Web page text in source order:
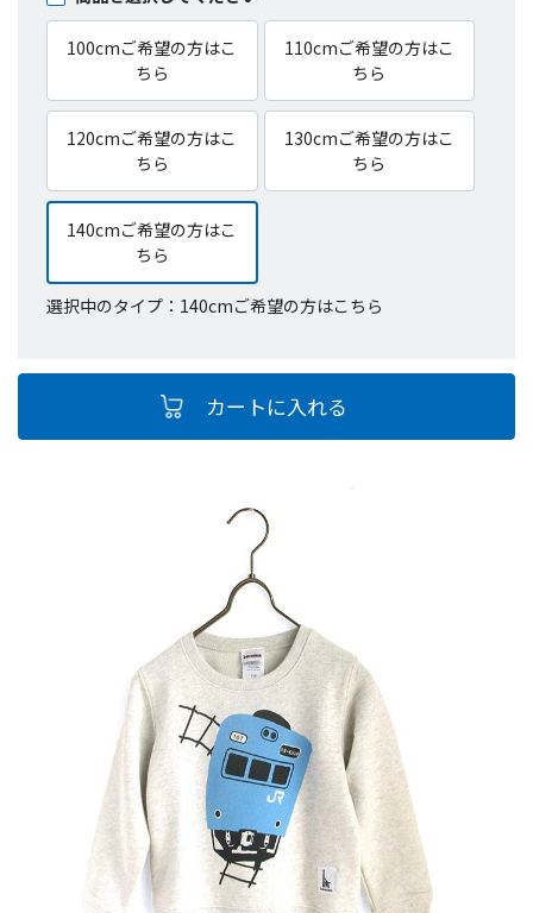
100cmご希望の方はこ
ちら
110cmご希望の方はこ
ちら
120cmご希望の方はこ
ちら
130cmご希望の方はこ
ちら
140cmご希望の方はこ
ちら
選択中のタイプ：140cmご希望の方はこちら